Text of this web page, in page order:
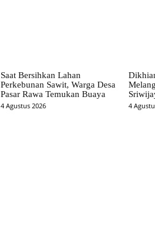
Saat Bersihkan Lahan
Perkebunan Sawit, Warga Desa
Pasar Rawa Temukan Buaya
4 Agustus 2026 4